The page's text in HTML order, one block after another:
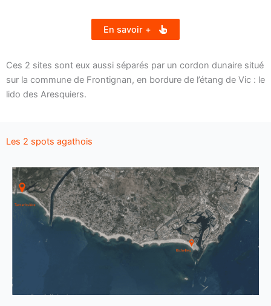
En savoir +
Ces 2 sites sont eux aussi séparés par un cordon dunaire situé
sur la commune de Frontignan, en bordure de l’étang de Vic : le
lido des Aresquiers.
Les 2 spots agathois